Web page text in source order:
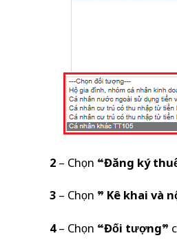
2– Chọn “Đăng ký
3– Chọn ”Kê khai và
4– Chọn “Đối tượng”